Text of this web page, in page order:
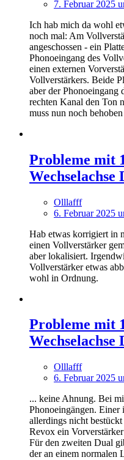
7. Februar 2025
Ich hab mich da wohl
noch mal: Am
angeschossen - ein
Phonoeingang des
einen externen
Vollverstärkers. Beide
aber der Phonoeingang
rechten Kanal den Ton
muss nun noch
Probleme mit
Wechselachse
Olllafff
6. Februar 2025
Hab etwas korrigiert in
einen Vollverstärker
aber lokalisiert.
Vollverstärker etwas
wohl in Ordnung.
Probleme mit
Wechselachse
Olllafff
6. Februar 2025
... keine Ahnung. Bei
Phonoeingängen.
allerdings nicht
Revox ein
Für den zweiten Dual
der an einem normalen